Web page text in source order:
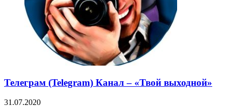
Телеграм (Telegram) Канал – «Твой выходной»
31.07.2020